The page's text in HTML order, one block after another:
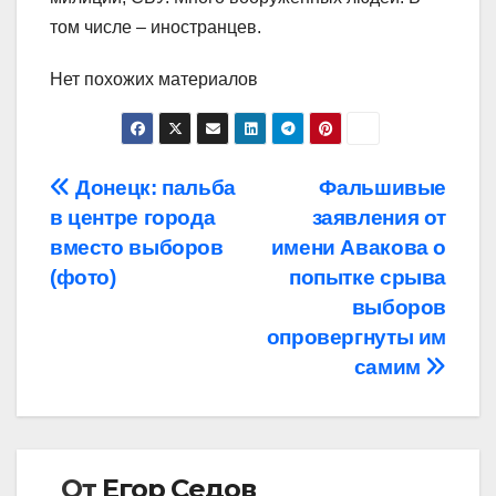
том числе – иностранцев.
Нет похожих материалов
Навигация
по
записям
Фальшивые
заявления от
имени Авакова о
попытке срыва
выборов
опровергнуты им
самим
Донецк: пальба
в центре города
вместо выборов
(фото)
От Егор Седов